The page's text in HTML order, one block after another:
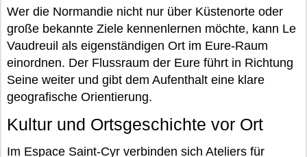
Wer die Normandie nicht nur über Küstenorte oder
große bekannte Ziele kennenlernen möchte, kann Le
Vaudreuil als eigenständigen Ort im Eure-Raum
einordnen. Der Flussraum der Eure führt in Richtung
Seine weiter und gibt dem Aufenthalt eine klare
geografische Orientierung.
Kultur und Ortsgeschichte vor Ort
Im Espace Saint-Cyr verbinden sich Ateliers für